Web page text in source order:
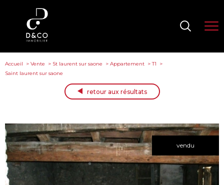
Accueil Vente St laurent sur saone Appartement
T1
Saint laurent sur saone
retour aux résultats
vendu